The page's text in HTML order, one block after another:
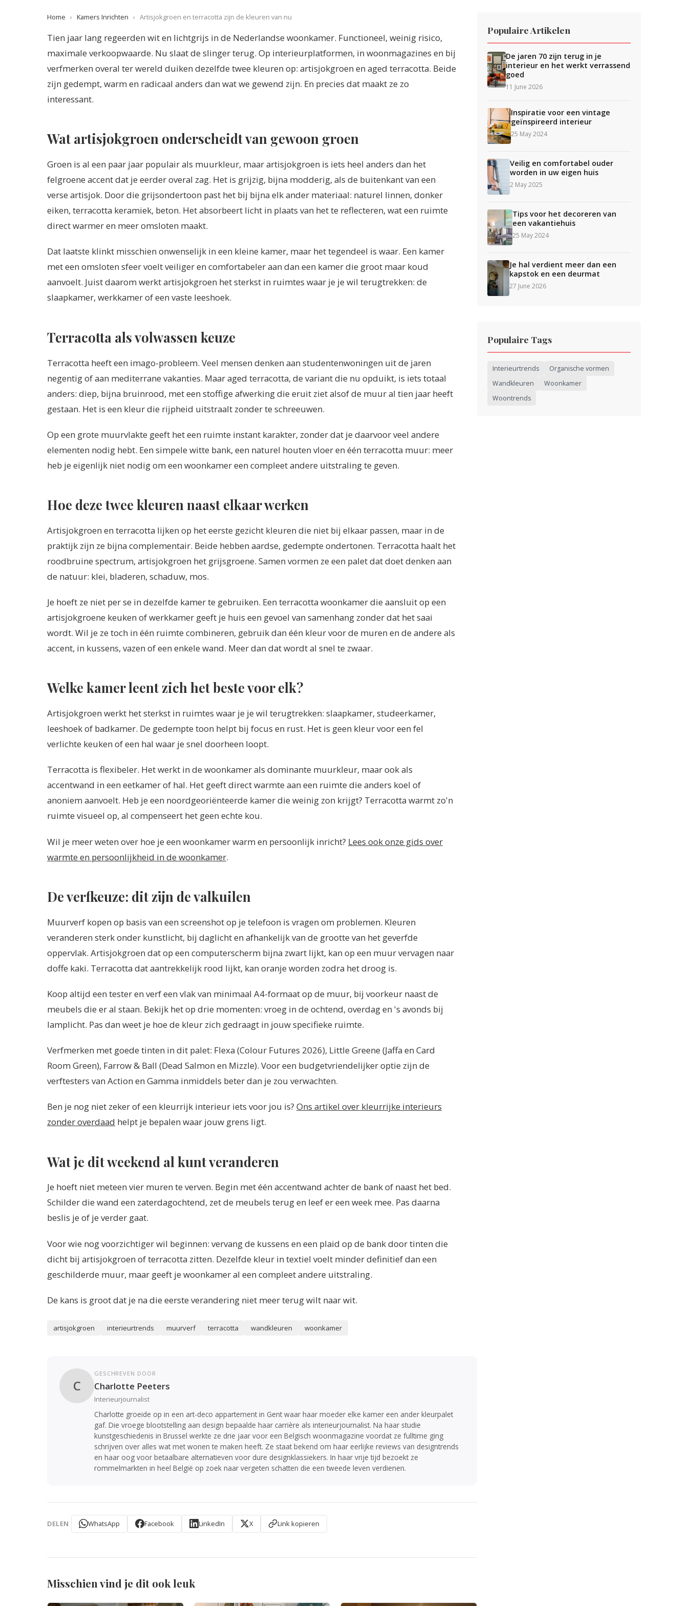
Home › Kamers Inrichten › Artisjokgroen en terracotta zijn de kleuren van nu
Tien jaar lang regeerden wit en lichtgrijs in de Nederlandse woonkamer. Functioneel, weinig risico,
maximale verkoopwaarde. Nu slaat de slinger terug. Op interieurplatformen, in woonmagazines en bij
verfmerken overal ter wereld duiken dezelfde twee kleuren op: artisjokgroen en aged terracotta. Beide
zijn gedempt, warm en radicaal anders dan wat we gewend zijn. En precies dat maakt ze zo
interessant.
Wat artisjokgroen onderscheidt van gewoon groen
Groen is al een paar jaar populair als muurkleur, maar artisjokgroen is iets heel anders dan het
felgroene accent dat je eerder overal zag. Het is grijzig, bijna modderig, als de buitenkant van een
verse artisjok. Door die grijsondertoon past het bij bijna elk ander materiaal: naturel linnen, donker
eiken, terracotta keramiek, beton. Het absorbeert licht in plaats van het te reflecteren, wat een ruimte
direct warmer en meer omsloten maakt.
Dat laatste klinkt misschien onwenselijk in een kleine kamer, maar het tegendeel is waar. Een kamer
met een omsloten sfeer voelt veiliger en comfortabeler aan dan een kamer die groot maar koud
aanvoelt. Juist daarom werkt artisjokgroen het sterkst in ruimtes waar je je wil terugtrekken: de
slaapkamer, werkkamer of een vaste leeshoek.
Terracotta als volwassen keuze
Terracotta heeft een imago-probleem. Veel mensen denken aan studentenwoningen uit de jaren
negentig of aan mediterrane vakanties. Maar aged terracotta, de variant die nu opduikt, is iets totaal
anders: diep, bijna bruinrood, met een stoffige afwerking die eruit ziet alsof de muur al tien jaar heeft
gestaan. Het is een kleur die rijpheid uitstraalt zonder te schreeuwen.
Op een grote muurvlakte geeft het een ruimte instant karakter, zonder dat je daarvoor veel andere
elementen nodig hebt. Een simpele witte bank, een naturel houten vloer en één terracotta muur: meer
heb je eigenlijk niet nodig om een woonkamer een compleet andere uitstraling te geven.
Hoe deze twee kleuren naast elkaar werken
Artisjokgroen en terracotta lijken op het eerste gezicht kleuren die niet bij elkaar passen, maar in de
praktijk zijn ze bijna complementair. Beide hebben aardse, gedempte ondertonen. Terracotta haalt het
roodbruine spectrum, artisjokgroen het grijsgroene. Samen vormen ze een palet dat doet denken aan
de natuur: klei, bladeren, schaduw, mos.
Je hoeft ze niet per se in dezelfde kamer te gebruiken. Een terracotta woonkamer die aansluit op een
artisjokgroene keuken of werkkamer geeft je huis een gevoel van samenhang zonder dat het saai
wordt. Wil je ze toch in één ruimte combineren, gebruik dan één kleur voor de muren en de andere als
accent, in kussens, vazen of een enkele wand. Meer dan dat wordt al snel te zwaar.
Welke kamer leent zich het beste voor elk?
Artisjokgroen werkt het sterkst in ruimtes waar je je wil terugtrekken: slaapkamer, studeerkamer,
leeshoek of badkamer. De gedempte toon helpt bij focus en rust. Het is geen kleur voor een fel
verlichte keuken of een hal waar je snel doorheen loopt.
Terracotta is flexibeler. Het werkt in de woonkamer als dominante muurkleur, maar ook als
accentwand in een eetkamer of hal. Het geeft direct warmte aan een ruimte die anders koel of
anoniem aanvoelt. Heb je een noordgeoriënteerde kamer die weinig zon krijgt? Terracotta warmt zo'n
ruimte visueel op, al compenseert het geen echte kou.
Wil je meer weten over hoe je een woonkamer warm en persoonlijk inricht? Lees ook onze gids over
warmte en persoonlijkheid in de woonkamer.
De verfkeuze: dit zijn de valkuilen
Muurverf kopen op basis van een screenshot op je telefoon is vragen om problemen. Kleuren
veranderen sterk onder kunstlicht, bij daglicht en afhankelijk van de grootte van het geverfde
oppervlak. Artisjokgroen dat op een computerscherm bijna zwart lijkt, kan op een muur vervagen naar
doffe kaki. Terracotta dat aantrekkelijk rood lijkt, kan oranje worden zodra het droog is.
Koop altijd een tester en verf een vlak van minimaal A4-formaat op de muur, bij voorkeur naast de
meubels die er al staan. Bekijk het op drie momenten: vroeg in de ochtend, overdag en 's avonds bij
lamplicht. Pas dan weet je hoe de kleur zich gedraagt in jouw specifieke ruimte.
Verfmerken met goede tinten in dit palet: Flexa (Colour Futures 2026), Little Greene (Jaffa en Card
Room Green), Farrow & Ball (Dead Salmon en Mizzle). Voor een budgetvriendelijker optie zijn de
verftesters van Action en Gamma inmiddels beter dan je zou verwachten.
Ben je nog niet zeker of een kleurrijk interieur iets voor jou is? Ons artikel over kleurrijke interieurs
zonder overdaad helpt je bepalen waar jouw grens ligt.
Wat je dit weekend al kunt veranderen
Je hoeft niet meteen vier muren te verven. Begin met één accentwand achter de bank of naast het bed.
Schilder die wand een zaterdagochtend, zet de meubels terug en leef er een week mee. Pas daarna
beslis je of je verder gaat.
Voor wie nog voorzichtiger wil beginnen: vervang de kussens en een plaid op de bank door tinten die
dicht bij artisjokgroen of terracotta zitten. Dezelfde kleur in textiel voelt minder definitief dan een
geschilderde muur, maar geeft je woonkamer al een compleet andere uitstraling.
De kans is groot dat je na die eerste verandering niet meer terug wilt naar wit.
artisjokgroen interieurtrends muurverf terracotta wandkleuren woonkamer
C
GESCHREVEN DOOR
Charlotte Peeters
Interieurjournalist
Charlotte groeide op in een art-deco appartement in Gent waar haar moeder elke kamer een ander kleurpalet
gaf. Die vroege blootstelling aan design bepaalde haar carrière als interieurjournalist. Na haar studie
kunstgeschiedenis in Brussel werkte ze drie jaar voor een Belgisch woonmagazine voordat ze fulltime ging
schrijven over alles wat met wonen te maken heeft. Ze staat bekend om haar eerlijke reviews van designtrends
en haar oog voor betaalbare alternatieven voor dure designklassiekers. In haar vrije tijd bezoekt ze
rommelmarkten in heel België op zoek naar vergeten schatten die een tweede leven verdienen.
DELEN WhatsApp Facebook LinkedIn X Link kopieren
Misschien vind je dit ook leuk
Populaire Artikelen
De jaren 70 zijn terug in je
interieur en het werkt verrassend
goed
11 June 2026
Inspiratie voor een vintage
geïnspireerd interieur
25 May 2024
Veilig en comfortabel ouder
worden in uw eigen huis
2 May 2025
Tips voor het decoreren van
een vakantiehuis
25 May 2024
Je hal verdient meer dan een
kapstok en een deurmat
27 June 2026
Populaire Tags
Interieurtrends
Organische vormen
Wandkleuren
Woonkamer
Woontrends